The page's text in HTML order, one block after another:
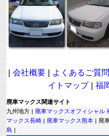
| 会社概要 | よくあるご質問
イトマップ| 福
廃車マックス関連サイト
九州地方 | 廃車マックスオフィシャル
マックス長崎 | 廃車マックス熊本 | 廃
島 |